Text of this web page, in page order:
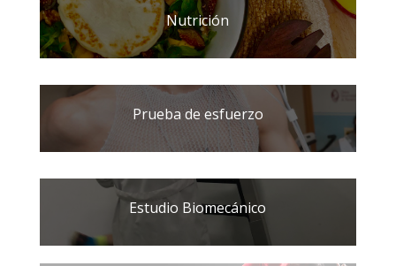
Nutrición
Prueba de esfuerzo
Estudio Biomecánico